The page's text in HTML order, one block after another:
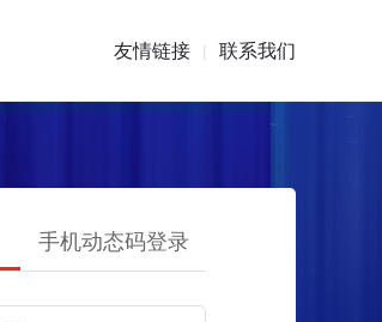
友情链接 | 联系我们
手机动态码登录